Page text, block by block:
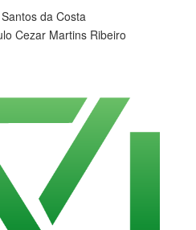
da Costa
Cezar Martins Ribeiro